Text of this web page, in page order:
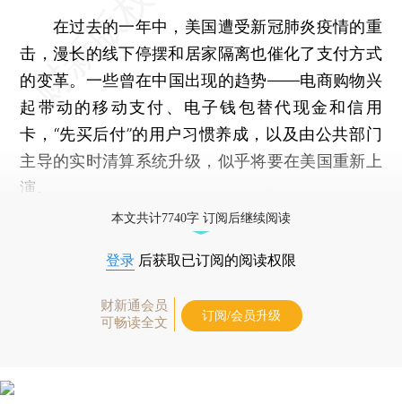
在过去的一年中，美国遭受新冠肺炎疫情的重
击，漫长的线下停摆和居家隔离也催化了支付方式
的变革。一些曾在中国出现的趋势——电商购物兴
起带动的移动支付、电子钱包替代现金和信用
卡，“先买后付”的用户习惯养成，以及由公共部门
主导的实时清算系统升级，似乎将要在美国重新上
演。
本文共计7740字 订阅后继续阅读
登录 后获取已订阅的阅读权限
财新通会员
可畅读全文
订阅/会员升级